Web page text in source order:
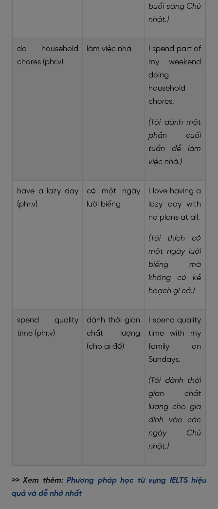
buổi sáng Chủ
nhật.)
do household
chores (phr.v)
làm việc nhà
I spend part of
my weekend
doing
household
chores.
(Tôi dành một
phần cuối
tuần để làm
việc nhà.)
have a lazy day
(phr.v)
có một ngày
lười biếng
I love having a
lazy day with
no plans at all.
(Tôi thích có
một ngày lười
biếng mà
không có kế
hoạch gì cả.)
spend quality
time (phr.v)
dành thời gian
chất lượng
(cho ai đó)
I spend quality
time with my
family on
Sundays.
(Tôi dành thời
gian chất
lượng cho gia
đình vào các
ngày Chủ
nhật.)
>> Xem thêm:Phương pháp học từ vựng IELTS hiệu
quả và dễ nhớ nhất